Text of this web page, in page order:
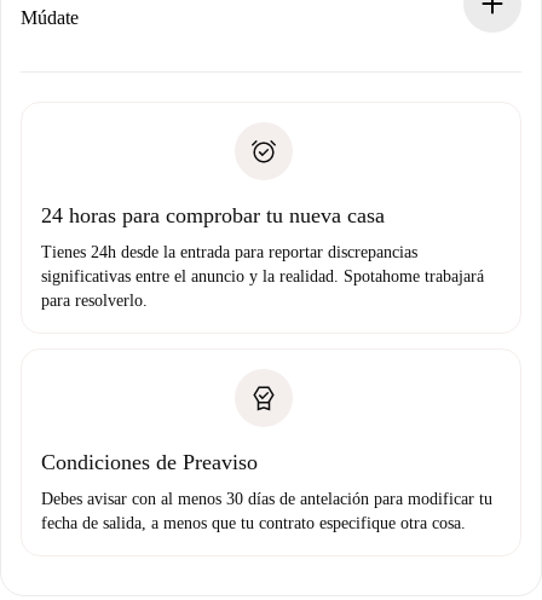
Si es rechazada: No te haremos ningún cargo y te
Prueba de solvencia
Múdate
no nos comunicas ningún problema.
24 horas para comprobar tu nueva casa
Tienes 24h desde la entrada para reportar discrepancias
significativas entre el anuncio y la realidad. Spotahome trabajará
para resolverlo.
Condiciones de Preaviso
Debes avisar con al menos 30 días de antelación para modificar tu
fecha de salida, a menos que tu contrato especifique otra cosa.